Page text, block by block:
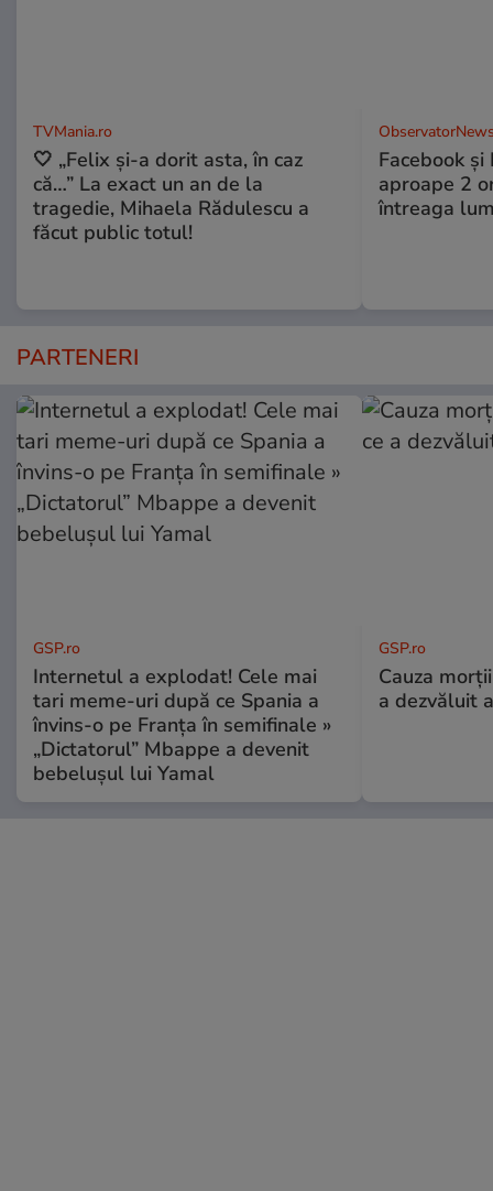
TVMania.ro
🤍 „Felix și-a dorit asta, în caz
că…” La exact un an de la
tragedie, Mihaela Rădulescu a
făcut public totul!
Facebook
aproape 2
întreaga
PARTENERI
GSP.ro
Internetul a explodat! Cele mai
tari meme-uri după ce Spania a
învins-o pe Franța în semifinale »
„Dictatorul” Mbappe a devenit
bebelușul lui Yamal
GSP.ro
Cauza
a dezvăluit